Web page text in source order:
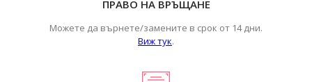
ПРАВО НА ВРЪЩАНЕ
Можете да върнете/замените в срок от 14 дни.
Виж тук.